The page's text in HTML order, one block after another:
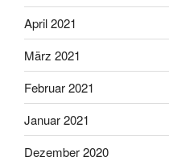
April 2021
März 2021
Februar 2021
Januar 2021
Dezember 2020